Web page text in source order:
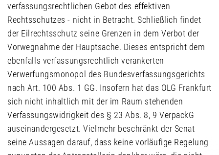
verfassungsrechtlichen Gebot des effektiven
Rechtsschutzes - nicht in Betracht. Schließlich findet
der Eilrechtsschutz seine Grenzen in dem Verbot der
Vorwegnahme der Hauptsache. Dieses entspricht dem
ebenfalls verfassungsrechtlich verankerten
Verwerfungsmonopol des Bundesverfassungsgerichts
nach Art. 100 Abs. 1 GG. Insofern hat das OLG Frankfurt
sich nicht inhaltlich mit der im Raum stehenden
Verfassungswidrigkeit des § 23 Abs. 8, 9 VerpackG
auseinandergesetzt. Vielmehr beschränkt der Senat
seine Aussagen darauf, dass keine vorläufige Regelung